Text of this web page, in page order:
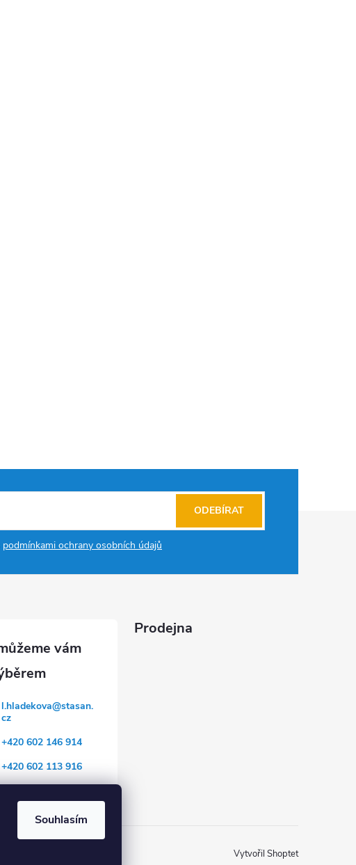
Souhlasím
podmínkami ochrany osobních údajů
ODEBÍRAT
l.hladekova@stasan.
cz
+420 602 146 914
+420 602 113 916
Prodejna
Vytvořil Shoptet